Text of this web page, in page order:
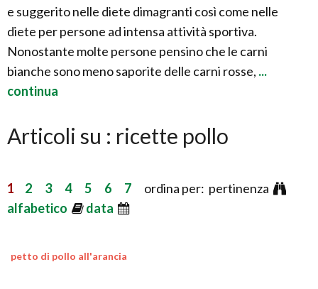
e suggerito nelle diete dimagranti così come nelle
diete per persone ad intensa attività sportiva.
Nonostante molte persone pensino che le carni
bianche sono meno saporite delle carni rosse, ...
continua
Articoli su : ricette pollo
1 2 3 4 5 6 7 ordina per: pertinenza
alfabetico
data
petto di pollo all'arancia